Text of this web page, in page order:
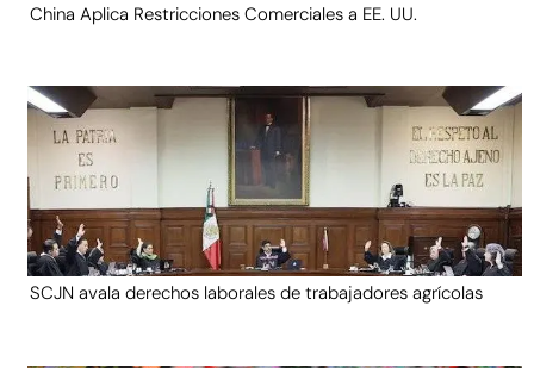
China Aplica Restricciones Comerciales a EE. UU.
SCJN avala derechos laborales de trabajadores agrícolas